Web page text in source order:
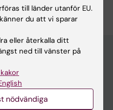
till länder utanför EU.
du att vi sparar
eller återkalla ditt
ned till vänster på
nödvändiga